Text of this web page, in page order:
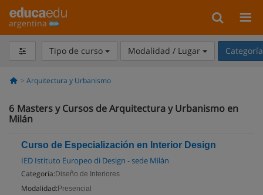
argentina
Tipo de curso Modalidad / Lugar
Arquitectura y Urbanismo
6 Masters y Cursos de Arquitectura y Urbanismo en
Milán
Curso de Especialización en Interior Design
IED Istituto Europeo di Design - sede Milán
Categoría: Diseño de Interiores
Modalidad: Presencial